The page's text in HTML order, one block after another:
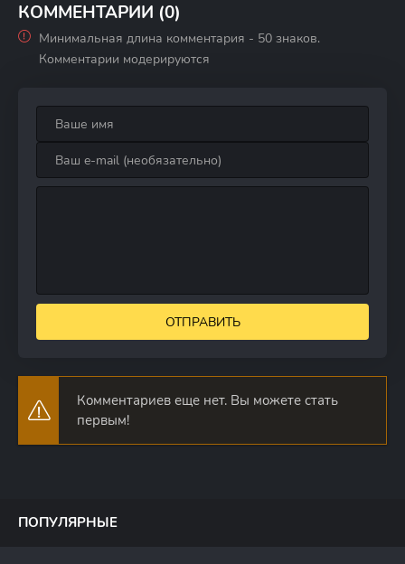
КОММЕНТАРИИ (0)
Минимальная длина комментария - 50 знаков.
Комментарии модерируются
ОТПРАВИТЬ
Комментариев еще нет. Вы можете стать
первым!
ПОПУЛЯРНЫЕ